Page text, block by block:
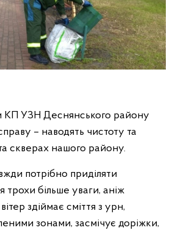
КП УЗН Деснянського району
– наводять чистоту та
скверах нашого району.
потрібно приділяти
трохи більше уваги, аніж
здіймає сміття з урн,
зонами, засмічує доріжки,